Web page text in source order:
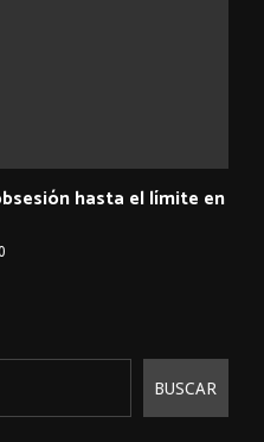
hasta el límite en
BUSCAR